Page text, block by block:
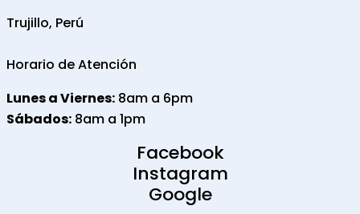
Trujillo, Perú
Horario de Atención
Lunes a Viernes: 8am a 6pm
Sábados: 8am a 1pm
Facebook
Instagram
Google